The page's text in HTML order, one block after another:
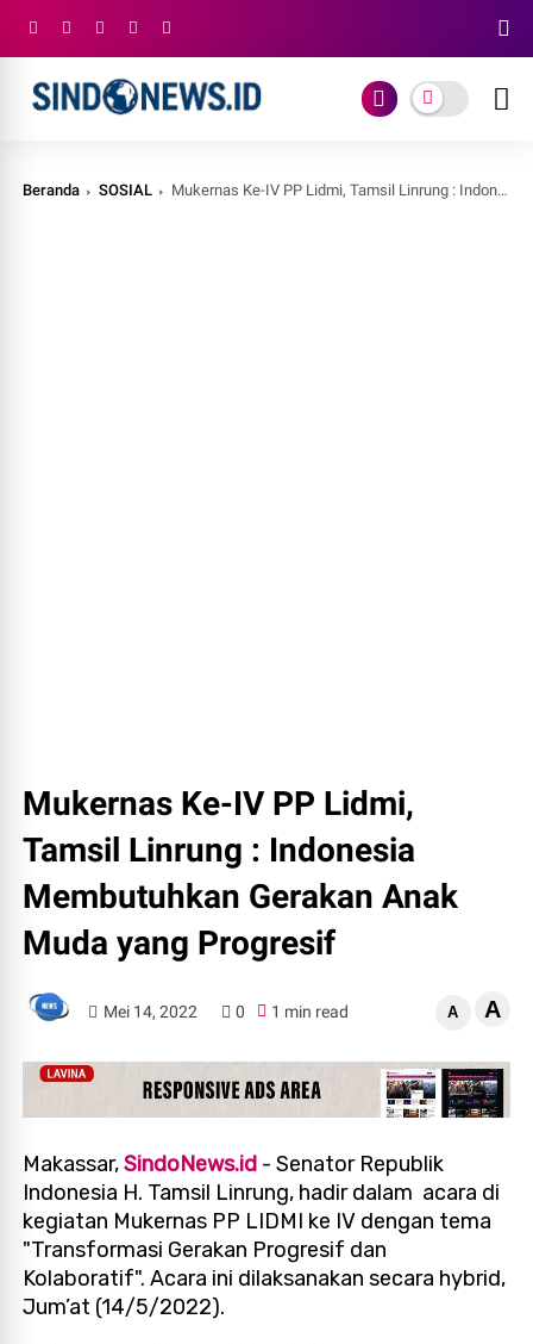
Beranda SOSIAL Mukernas Ke-IV PP Lidmi, Tamsil Linrung : Indonesia Membutuhkan Gerakan Anak Muda yang Progresif
Mukernas Ke-IV PP Lidmi,
Tamsil Linrung : Indonesia
Membutuhkan Gerakan Anak
Muda yang Progresif
Mei 14, 2022 0 1 min read A A
Makassar,SindoNews.id - Senator Republik
Indonesia H. Tamsil Linrung, hadir dalam acara di
kegiatan Mukernas PP LIDMI ke IV dengan tema
"Transformasi Gerakan Progresif dan
Kolaboratif". Acara ini dilaksanakan secara hybrid,
Jum’at (14/5/2022).